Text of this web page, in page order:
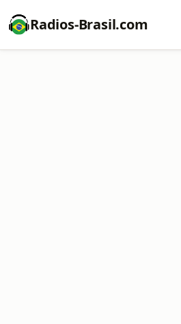
Radios-Brasil.com